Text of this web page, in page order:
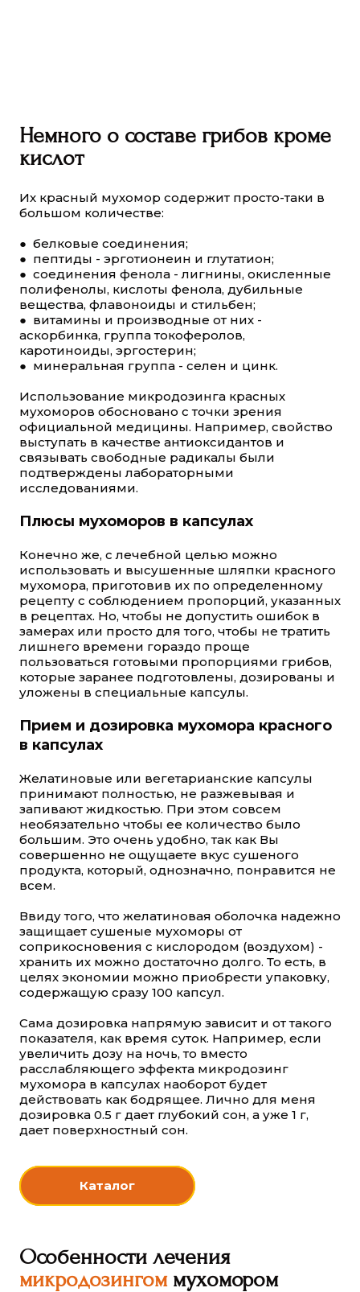
Немного о составе грибов кроме
кислот
Их красный мухомор содержит просто-таки в
большом количестве:
● белковые соединения;
● пептиды - эрготионеин и глутатион;
● соединения фенола - лигнины, окисленные
полифенолы, кислоты фенола, дубильные
вещества, флавоноиды и стильбен;
● витамины и производные от них -
аскорбинка, группа токоферолов,
каротиноиды, эргостерин;
● минеральная группа - селен и цинк.
Использование микродозинга красных
мухоморов обосновано с точки зрения
официальной медицины. Например, свойство
выступать в качестве антиоксидантов и
связывать свободные радикалы были
подтверждены лабораторными
исследованиями.
Плюсы мухоморов в капсулах
Конечно же, с лечебной целью можно
использовать и высушенные шляпки красного
мухомора, приготовив их по определенному
рецепту с соблюдением пропорций, указанных
в рецептах. Но, чтобы не допустить ошибок в
замерах или просто для того, чтобы не тратить
лишнего времени гораздо проще
пользоваться готовыми пропорциями грибов,
которые заранее подготовлены, дозированы и
уложены в специальные капсулы.
Прием и дозировка мухомора красного
в капсулах
Желатиновые или вегетарианские капсулы
принимают полностью, не разжевывая и
запивают жидкостью. При этом совсем
необязательно чтобы ее количество было
большим. Это очень удобно, так как Вы
совершенно не ощущаете вкус сушеного
продукта, который, однозначно, понравится не
всем.
Ввиду того, что желатиновая оболочка надежно
защищает сушеные мухоморы от
соприкосновения с кислородом (воздухом) -
хранить их можно достаточно долго. То есть, в
целях экономии можно приобрести упаковку,
содержащую сразу 100 капсул.
Сама дозировка напрямую зависит и от такого
показателя, как время суток. Например, если
увеличить дозу на ночь, то вместо
расслабляющего эффекта микродозинг
мухомора в капсулах наоборот будет
действовать как бодрящее. Лично для меня
дозировка 0.5 г дает глубокий сон, а уже 1 г,
дает поверхностный сон.
Каталог
Особенности лечения
микродозингоммухомором